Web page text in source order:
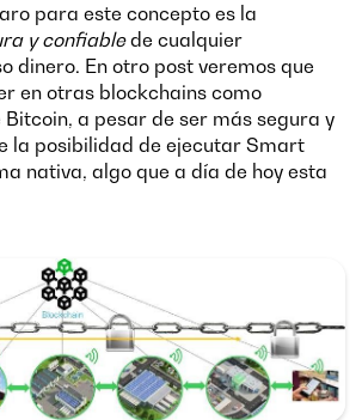
para este concepto es la
y confiablede cualquier
dinero. En otro post veremos que
en otras blockchains como
Bitcoin, a pesar de ser más segura y
la posibilidad de ejecutar Smart
nativa, algo que a día de hoy esta